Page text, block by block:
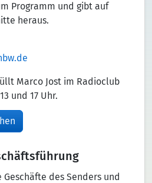
Programm und gibt auf
heraus.
Marco Jost im Radioclub
und 17 Uhr.
des Senders und